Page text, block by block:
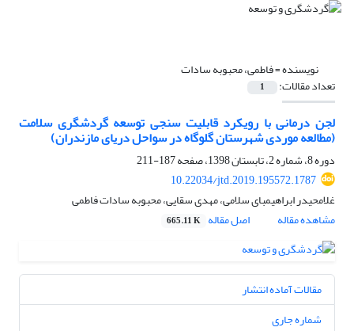
نویسنده =فاطمی، محبوبه سادات
تعداد مقالات: 1
لجن درمانی با رویکرد قابلیت سنجی توسعه گردشگری سلامت
(مطالعه موردی شهرستان گلوگاه در سواحل دریای مازندران)
دوره 8، شماره 2، تابستان 1398، صفحه
187-211
10.22034/jtd.2019.195572.1787
غلامحیدر ابراهیمبای سلامی، مهدی سقایی، محبوبه سادات فاطمی
مشاهده مقاله
اصل مقاله 665.11 K
مقالات آماده انتشار
شماره جاری